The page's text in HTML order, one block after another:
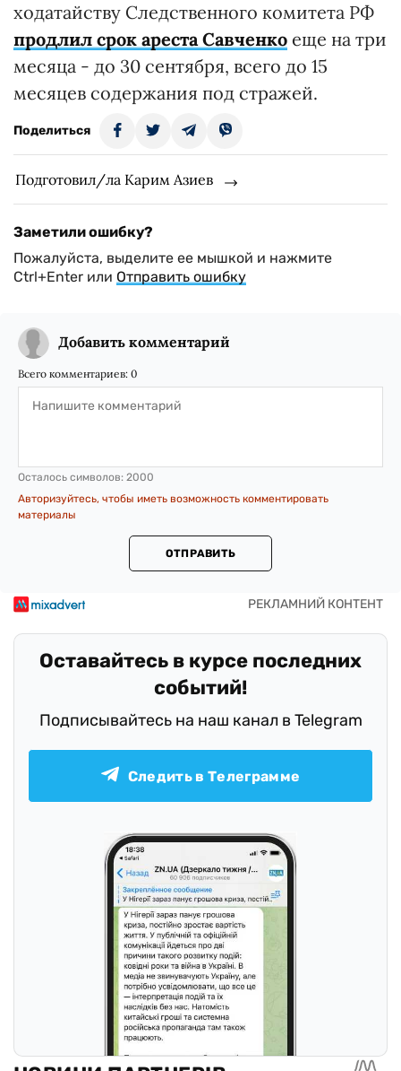
ходатайству Следственного комитета РФ
продлил срок ареста Савченко еще на три
месяца - до 30 сентября, всего до 15
месяцев содержания под стражей.
Поделиться
Подготовил/ла Карим Азиев
Заметили ошибку?
Пожалуйста, выделите ее мышкой и нажмите
Ctrl+Enter или Отправить ошибку
Добавить комментарий
Всего комментариев: 0
Осталось символов: 2000
Авторизуйтесь, чтобы иметь возможность комментировать
материалы
ОТПРАВИТЬ
Оставайтесь в курсе последних
событий!
Подписывайтесь на наш канал в Telegram
Следить в Телеграмме